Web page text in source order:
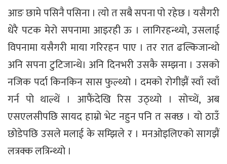
आङ छामे पसिनै पसिना । त्यो त सबै सपना पो रहेछ । यसैगरी
धेरै पटक मेरो सपनामा आइरही ऊ । लागिरहन्थ्यो, उसलाई
विपनामा यसैगरी माया गरिरहन पाए । तर रात ढल्किजान्थो
अनि सपना टुटिजान्थे। अनि दिनभरी उसकै सम्झना । उसको
नजिक पर्दा किनकिन सास फुल्थ्यो । दमको रोगीझैं स्वाँ स्वाँ
गर्न पो थाल्थें । आफैंदेखि रिस उठ्थ्यो । सोच्थें, अब
एसएलसीपछि सायद हाम्रो भेट नहुन पनि त सक्छ । यो ठाउँ
छोडेपछि उसले मलाई के सम्झिले र । मनओइलिएको सागझैं
लत्रक्क लत्रिन्थ्यो ।